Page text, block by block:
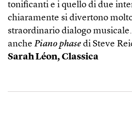
tonificanti e i quello di due
chiaramente si divertono
straordinario dialogo
anche Piano phase di Steve
Sarah Léon, Classica